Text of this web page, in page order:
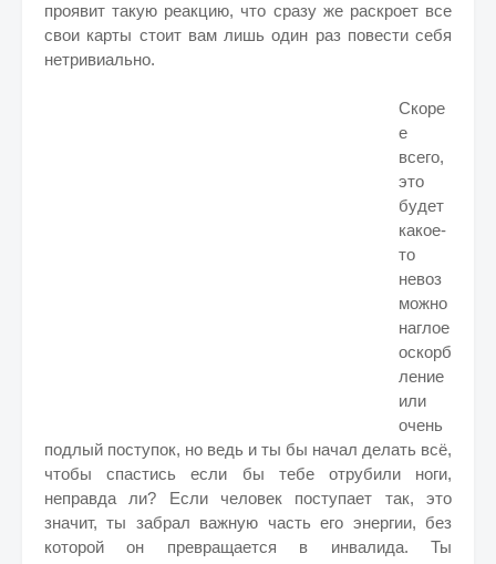
проявит такую реакцию, что сразу же раскроет все
свои карты стоит вам лишь один раз повести себя
нетривиально.
Скоре
е
всего,
это
будет
какое-
то
невоз
можно
наглое
оскорб
ление
или
очень
подлый поступок, но ведь и ты бы начал делать всё,
чтобы спастись если бы тебе отрубили ноги,
неправда ли? Если человек поступает так, это
значит, ты забрал важную часть его энергии, без
которой он превращается в инвалида. Ты